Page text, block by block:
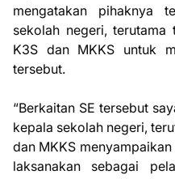
mengatakan pihaknya
sekolah negeri, terutama
K3S dan MKKS untuk
tersebut.
“Berkaitan SE tersebut
kepala sekolah negeri,
dan MKKS
laksanakan sebagai